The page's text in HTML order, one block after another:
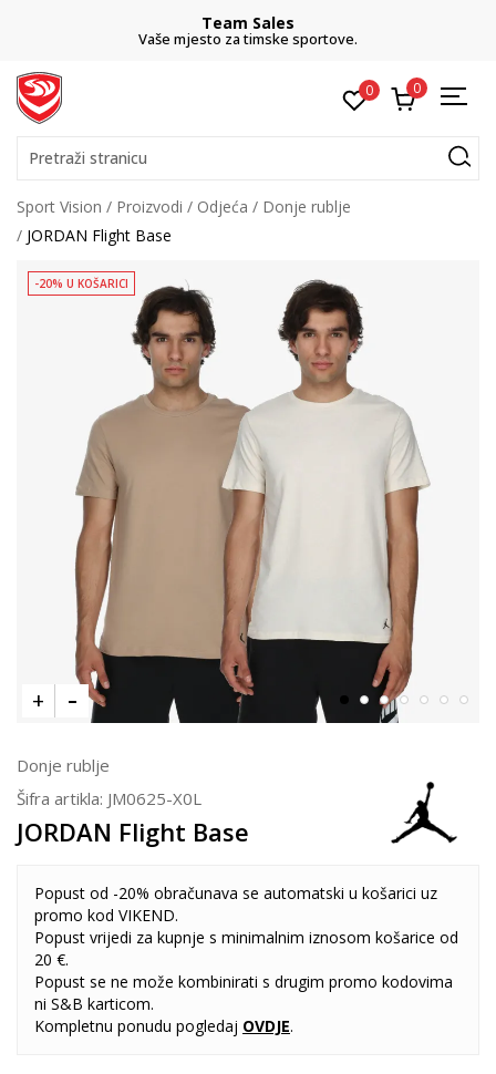
Team Sales
Vaše mjesto za timske sportove.
0 0
Pretraži stranicu
Sport Vision Proizvodi Odjeća
Donje rublje
JORDAN Flight Base
-20% U KOŠARICI
Donje rublje
Šifra artikla: JM0625-X0L
JORDAN Flight Base
Popust od -20% obračunava se automatski u košarici uz
promo kod VIKEND.
Popust vrijedi za kupnje s minimalnim iznosom košarice od
20 €.
Popust se ne može kombinirati s drugim promo kodovima
ni S&B karticom.
Kompletnu ponudu pogledaj OVDJE.